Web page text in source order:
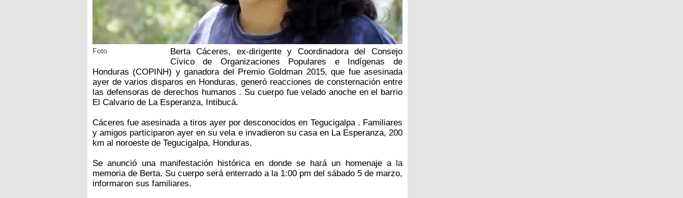
Foto
Berta Cáceres, ex-dirigente y Coordinadora del Consejo
Cívico de Organizaciones Populares e Indígenas de
Honduras (COPINH) y ganadora del Premio Goldman 2015, que fue asesinada
ayer de varios disparos en Honduras, generó reacciones de consternación entre
las defensoras de derechos humanos . Su cuerpo fue velado anoche en el barrio
El Calvario de La Esperanza, Intibucá.
Cáceres fue asesinada a tiros ayer por desconocidos en Tegucigalpa . Familiares
y amigos participaron ayer en su vela e invadieron su casa en La Esperanza, 200
km al noroeste de Tegucigalpa, Honduras.
Se anunció una manifestación histórica en donde se hará un homenaje a la
memoria de Berta. Su cuerpo será enterrado a la 1:00 pm del sábado 5 de marzo,
informaron sus familiares.